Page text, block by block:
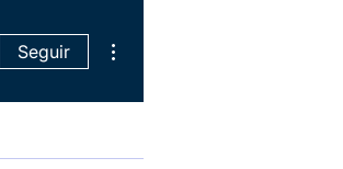
Seguir